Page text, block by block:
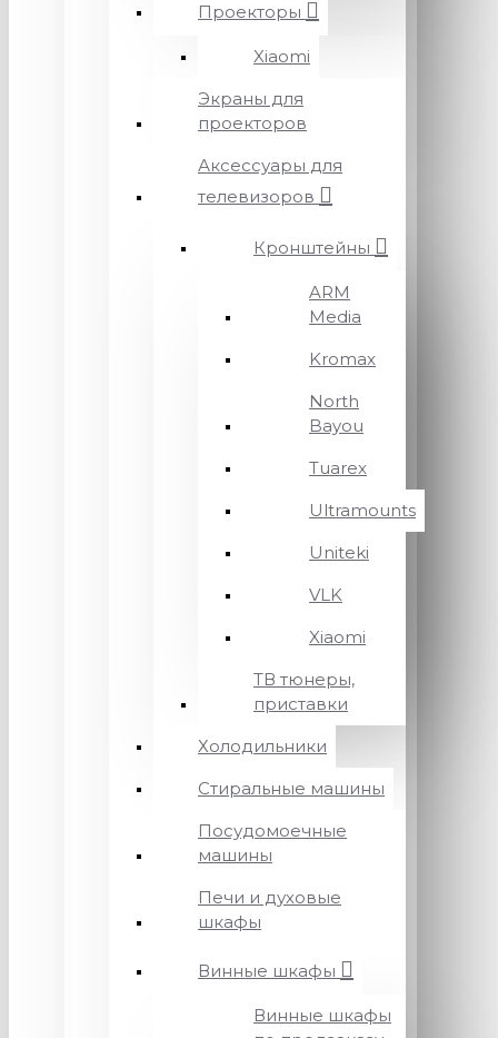
Проекторы
Xiaomi
Экраны для
проекторов
Аксессуары для
телевизоров
Кронштейны
ARM
Media
Kromax
North
Bayou
Tuarex
Ultramounts
Uniteki
VLK
Xiaomi
ТВ тюнеры,
приставки
Холодильники
Стиральные машины
Посудомоечные
машины
Печи и духовые
шкафы
Винные шкафы
Винные шкафы